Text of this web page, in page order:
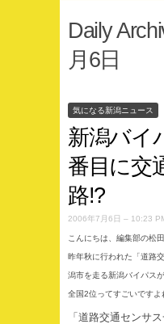
Daily
月6日
気になる新潟ニュース
新潟バイ
番目に交
路!?
2006年7月6日 – 10:23
こんにちは、編集部の松田
昨年秋に行われた「道路
潟市を走る新潟バイパス
全国2位ってすごいですよ
「道路交通センサ